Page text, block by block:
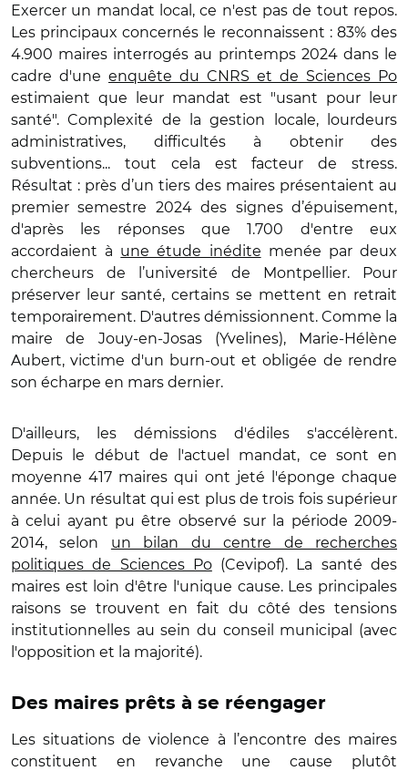
Exercer un mandat local, ce n'est pas de tout repos.
Les principaux concernés le reconnaissent : 83% des
4.900 maires interrogés au printemps 2024 dans le
cadre d'une enquête du CNRS et de Sciences Po
estimaient que leur mandat est "usant pour leur
santé". Complexité de la gestion locale, lourdeurs
administratives, difficultés à obtenir des
subventions... tout cela est facteur de stress.
Résultat : près d’un tiers des maires présentaient au
premier semestre 2024 des signes d’épuisement,
d'après les réponses que 1.700 d'entre eux
accordaient à une étude inédite menée par deux
chercheurs de l’université de Montpellier. Pour
préserver leur santé, certains se mettent en retrait
temporairement. D'autres démissionnent. Comme la
maire de Jouy-en-Josas (Yvelines), Marie-Hélène
Aubert, victime d'un burn-out et obligée de rendre
son écharpe en mars dernier.
D'ailleurs, les démissions d'édiles s'accélèrent.
Depuis le début de l'actuel mandat, ce sont en
moyenne 417 maires qui ont jeté l'éponge chaque
année. Un résultat qui est plus de trois fois supérieur
à celui ayant pu être observé sur la période 2009-
2014, selon un bilan du centre de recherches
politiques de Sciences Po(Cevipof). La santé des
maires est loin d'être l'unique cause. Les principales
raisons se trouvent en fait du côté des tensions
institutionnelles au sein du conseil municipal (avec
l'opposition et la majorité).
Des maires prêts à se réengager
Les situations de violence à l’encontre des maires
constituent en revanche une cause plutôt